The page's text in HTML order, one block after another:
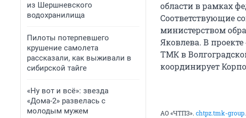
из Шершневского
водохранилища
Пилоты потерпевшего
крушение самолета
рассказали, как выживали в
сибирской тайге
«Ну вот и всё»: звезда
«Дома-2» развелась с
молодым мужем
области в рамках
Соответствующие
министерством
Яковлева. В
ТМК в
координирует
АО «ЧТПЗ». chtpz.tmk-